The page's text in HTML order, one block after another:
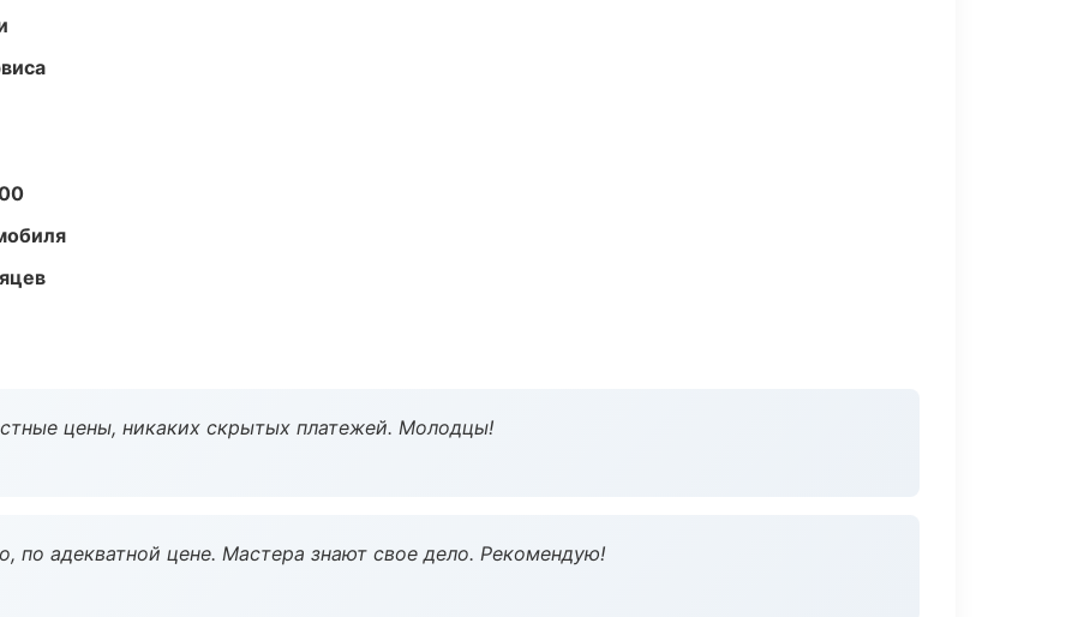
цены, никаких скрытых платежей. Молодцы!
по адекватной цене. Мастера знают свое дело. Рекомендую!